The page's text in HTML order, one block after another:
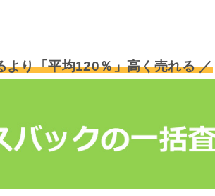
より「平均120％」高く売れる ／